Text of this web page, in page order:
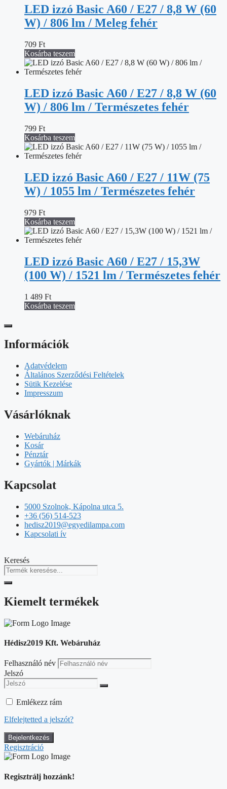
LED izzó Basic A60 / E27 / 8,8 W (60
W) / 806 lm / Meleg fehér
709 Ft
Kosárba teszem
LED izzó Basic A60 / E27 / 8,8 W (60
W) / 806 lm / Természetes fehér
799 Ft
Kosárba teszem
LED izzó Basic A60 / E27 / 11W (75
W) / 1055 lm / Természetes fehér
979 Ft
Kosárba teszem
LED izzó Basic A60 / E27 / 15,3W
(100 W) / 1521 lm / Természetes fehér
1 489 Ft
Kosárba teszem
Információk
Adatvédelem
Általános Szerződési Feltételek
Sütik Kezelése
Impresszum
Vásárlóknak
Webáruház
Kosár
Pénztár
Gyártók | Márkák
Kapcsolat
5000 Szolnok, Kápolna utca 5.
+36 (56) 514-523
hedisz2019@egyedilampa.com
Kapcsolati ív
Keresés
Kiemelt termékek
Hédisz2019 Kft. Webáruház
Felhasználó név
Jelszó
Emlékezz rám
Elfelejtetted a jelszót?
Regisztráció
Regisztrálj hozzánk!